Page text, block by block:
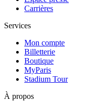
Carrières
Services
Mon compte
Billetterie
Boutique
MyParis
Stadium Tour
À propos